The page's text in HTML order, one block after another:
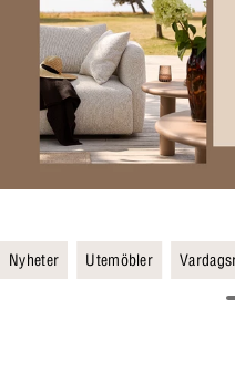
Nyheter Utemöbler